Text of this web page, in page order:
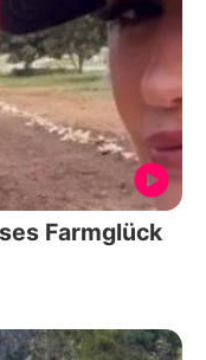
Farmglück